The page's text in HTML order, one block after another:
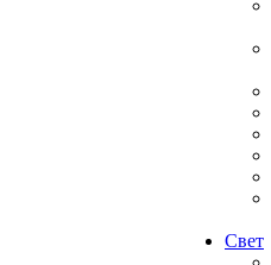
Свет